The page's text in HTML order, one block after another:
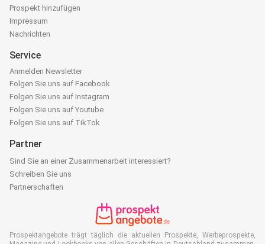
Prospekt hinzufügen
Impressum
Nachrichten
Service
Anmelden Newsletter
Folgen Sie uns auf Facebook
Folgen Sie uns auf Instagram
Folgen Sie uns auf Youtube
Folgen Sie uns auf TikTok
Partner
Sind Sie an einer Zusammenarbeit interessiert?
Schreiben Sie uns
Partnerschaften
Prospektangebote trägt täglich die aktuellen Prospekte, Werbeprospekte,